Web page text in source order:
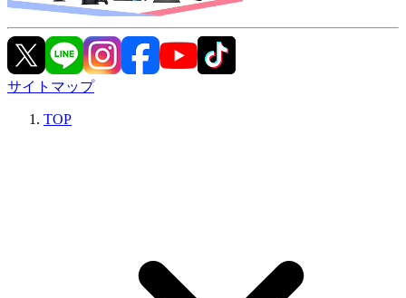
サイトマップ
TOP